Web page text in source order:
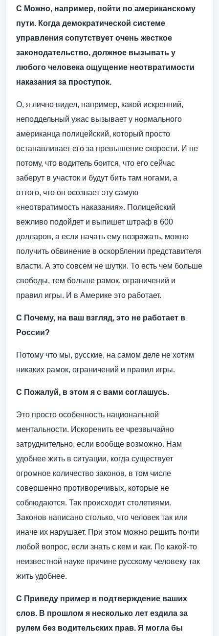
С Можно, например, пойти по американскому
пути. Когда демократической системе
управления сопутствует очень жесткое
законодательство, должное вызывать у
любого человека ощущение неотвратимости
наказания за проступок.
О, я лично видел, например, какой искренний,
неподдельный ужас вызывает у нормального
американца полицейский, который просто
останавливает его за превышение скорости. И не
потому, что водитель боится, что его сейчас
заберут в участок и будут бить там ногами, а
оттого, что он осознает эту самую
«неотвратимость наказания». Полицейский
вежливо подойдет и выпишет штраф в 600
долларов, а если начать ему возражать, можно
получить обвинение в оскорблении представителя
власти. А это совсем не шутки. То есть чем больше
свободы, тем больше рамок, ограничений и
правил игры. И в Америке это работает.
С Почему, на ваш взгляд, это не работает в
России?
Потому что мы, русские, на самом деле не хотим
никаких рамок, ограничений и правил игры.
С Пожалуй, в этом я с вами соглашусь.
Это просто особенность национальной
ментальности. Искоренить ее чрезвычайно
затруднительно, если вообще возможно. Нам
удобнее жить в ситуации, когда существует
огромное количество законов, в том числе
совершенно противоречивых, которые не
соблюдаются. Так происходит столетиями.
Законов написано столько, что человек так или
иначе их нарушает. При этом можно решить почти
любой вопрос, если знать с кем и как. По какой-то
неизвестной науке причине русскому человеку так
жить удобнее.
С Приведу пример в подтверждение ваших
слов. В прошлом я несколько лет ездила за
рулем без водительских прав. Я могла бы